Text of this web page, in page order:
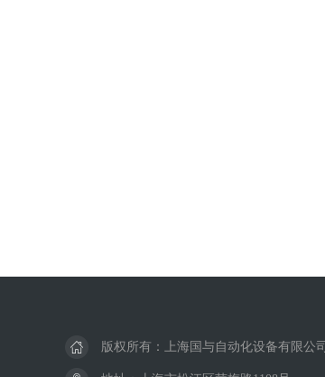
版权所有：上海国与自动化设备有限公司